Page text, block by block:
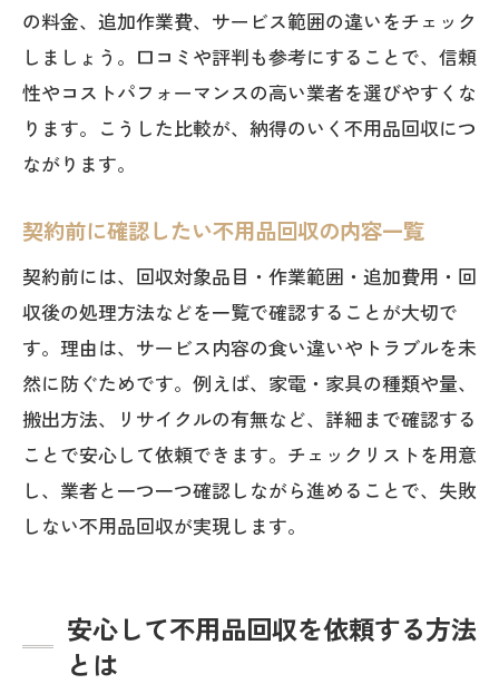
の料金、追加作業費、サービス範囲の違いをチェック
しましょう。口コミや評判も参考にすることで、信頼
性やコストパフォーマンスの高い業者を選びやすくな
ります。こうした比較が、納得のいく不用品回収につ
ながります。
契約前に確認したい不用品回収の内容一覧
契約前には、回収対象品目・作業範囲・追加費用・回
収後の処理方法などを一覧で確認することが大切で
す。理由は、サービス内容の食い違いやトラブルを未
然に防ぐためです。例えば、家電・家具の種類や量、
搬出方法、リサイクルの有無など、詳細まで確認する
ことで安心して依頼できます。チェックリストを用意
し、業者と一つ一つ確認しながら進めることで、失敗
しない不用品回収が実現します。
安心して不用品回収を依頼する方法
とは